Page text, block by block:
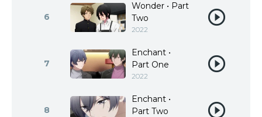
6
Wonder • Part
Two
2022
7
Enchant •
Part One
2022
8
Enchant •
Part Two